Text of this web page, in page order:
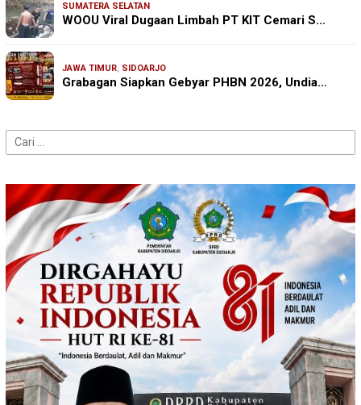
SUMATERA SELATAN
WOOU Viral Dugaan Limbah PT KIT Cemari S…
JAWA TIMUR, SIDOARJO
Grabagan Siapkan Gebyar PHBN 2026, Undia…
Cari
untuk: